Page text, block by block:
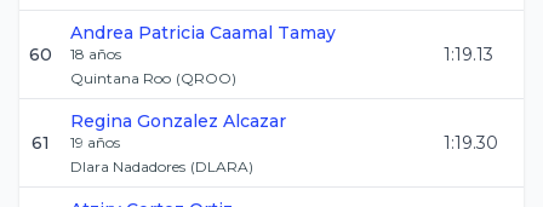
60
Andrea Patricia Caamal Tamay
18 años
Quintana Roo (QROO)
1:19.13
61
Regina Gonzalez Alcazar
19 años
Dlara Nadadores (DLARA)
1:19.30